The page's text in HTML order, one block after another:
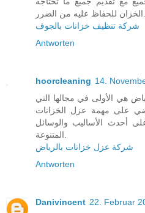
شركة تنظيف خزانات بالجوف
Antworten
hoorcleaning 14.
هي الأولى في مجالها التي
على مهمة عزل الخزانات
أحدث الأساليب والوسائل
شركة عزل خزانات بالرياض
Antworten
Danivincent 22. Februar